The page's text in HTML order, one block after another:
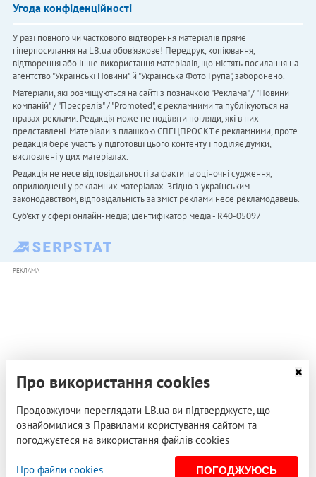
Угода конфіденційності
У разі повного чи часткового відтворення матеріалів пряме
гіперпосилання на LB.ua обов'язкове! Передрук, копіювання,
відтворення або інше використання матеріалів, що містять посилання на
агентство "Українськi Новини" й "Українська Фото Група", заборонено.
Матеріали, які розміщуються на сайті з позначкою "Реклама" / "Новини
компаній" / "Пресреліз" / "Promoted", є рекламними та публікуються на
правах реклами. Редакція може не поділяти погляди, які в них
представлені. Матеріали з плашкою СПЕЦПРОЄКТ є рекламними, проте
редакція бере участь у підготовці цього контенту і поділяє думки,
висловлені у цих матеріалах.
Редакція не несе відповідальності за факти та оціночні судження,
оприлюднені у рекламних матеріалах. Згідно з українським
законодавством, відповідальність за зміст реклами несе рекламодавець.
Cуб'єкт у сфері онлайн-медіа; ідентифікатор медіа - R40-05097
РЕКЛАМА
Про використання cookies
Продовжуючи переглядати LB.ua ви підтверджуєте, що
ознайомилися з Правилами користування сайтом та
погоджуєтеся на використання файлів cookies
Про файли cookies ПОГОДЖУЮСЬ